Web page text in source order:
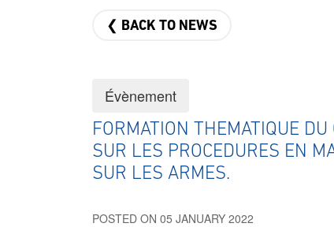
❮ BACK TO NEWS
Évènement
FORMATION THEMATIQUE
SUR LES PROCEDURES EN
SUR LES ARMES.
POSTED ON 05 JANUARY 2022